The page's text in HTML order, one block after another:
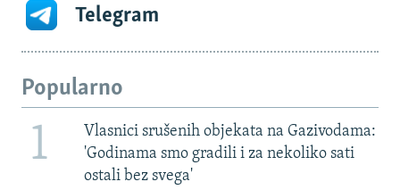
Telegram
Popularno
1
Vlasnici srušenih objekata na Gazivodama:
'Godinama smo gradili i za nekoliko sati
ostali bez svega'